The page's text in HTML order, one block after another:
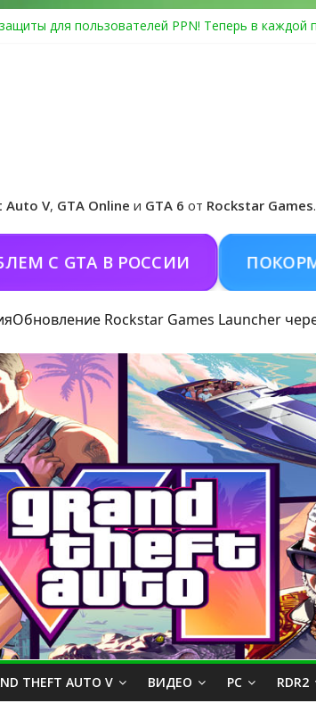
для пользователей PPN! Теперь в каждой
в GTA Online по программе Fine Art Collector
игры и Предзаказ Grand Theft Auto VI
Auto V, GTA Online и GTA 6 от Rockstar Games
GTA В РОССИИ ПОКОРМИТЬ
Обновление Rockstar Games Launcher
THEFT AUTO V ВИДЕО PC RDR2